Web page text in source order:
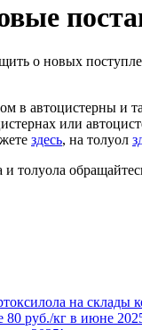
о новых
в автоцистерны и
или
здесь, на толуол
толуола
на склады
руб./кг в июне